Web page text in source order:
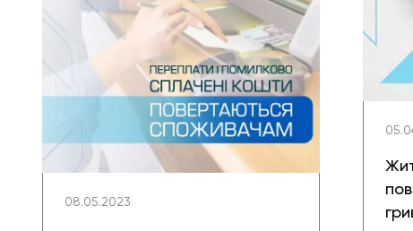
08.05.2023